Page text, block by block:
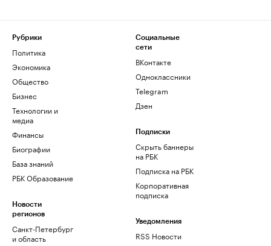
Рубрики
Политика
Экономика
Общество
Бизнес
Технологии и
медиа
Финансы
Биографии
База знаний
РБК Образование
Новости
регионов
Санкт-Петербург
и область
Социальные
сети
ВКонтакте
Одноклассники
Telegram
Дзен
Подписки
Скрыть баннеры
на РБК
Подписка на РБК
Корпоративная
подписка
Уведомления
RSS Новости